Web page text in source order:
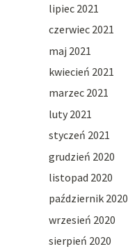
lipiec 2021
czerwiec 2021
maj 2021
kwiecień 2021
marzec 2021
luty 2021
styczeń 2021
grudzień 2020
listopad 2020
październik 2020
wrzesień 2020
sierpień 2020